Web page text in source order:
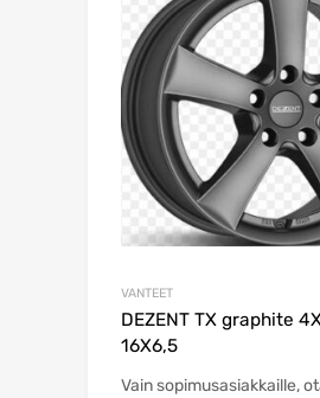
VANTEET
DEZENT TX graphite
16X6,5
Vain sopimusasiakkaille,